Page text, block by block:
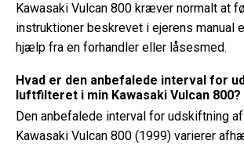
Kawasaki Vulcan 800 kræver normalt at
instruktioner beskrevet i ejerens manual
hjælp fra en forhandler eller låsesmed.
Hvad er den anbefalede interval for
luftfilteret i min Kawasaki Vulcan 800?
Den anbefalede interval for udskiftning
Kawasaki Vulcan 800 (1999) varierer